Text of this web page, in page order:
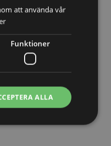
att använda vår
Funktioner
ALLA